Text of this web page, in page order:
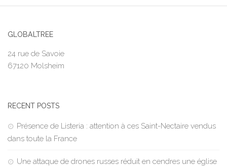
GLOBALTREE
24 rue de Savoie
67120 Molsheim
RECENT POSTS
Présence de Listeria : attention à ces Saint-Nectaire vendus
dans toute la France
Une attaque de drones russes réduit en cendres une église